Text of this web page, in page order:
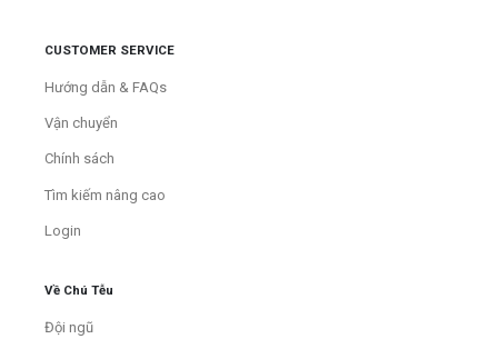
CUSTOMER SERVICE
Hướng dẫn & FAQs
Vận chuyển
Chính sách
Tìm kiếm nâng cao
Login
Về Chú Tễu
Đội ngũ